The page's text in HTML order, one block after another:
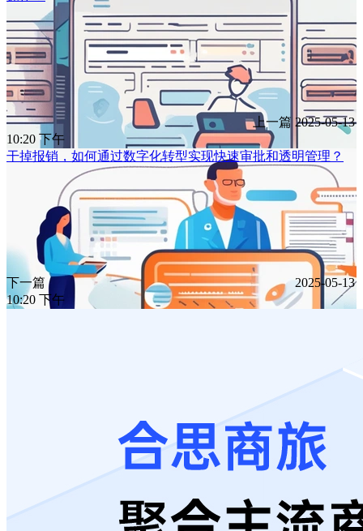
上一篇 2025-05-13
10:20 下午
干掉报销，如何通过数字化转型实现快速审批和透明管理？
下一篇
2025-05-13
10:20 下午